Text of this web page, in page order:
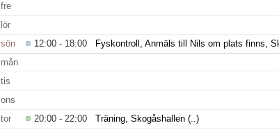
fre
lör
sön 12:00 - 18:00 Fyskontroll, Anmäls till Nils om plats finns,
mån
tis
ons
tor 20:00 - 22:00 Träning, Skogåshallen (..)